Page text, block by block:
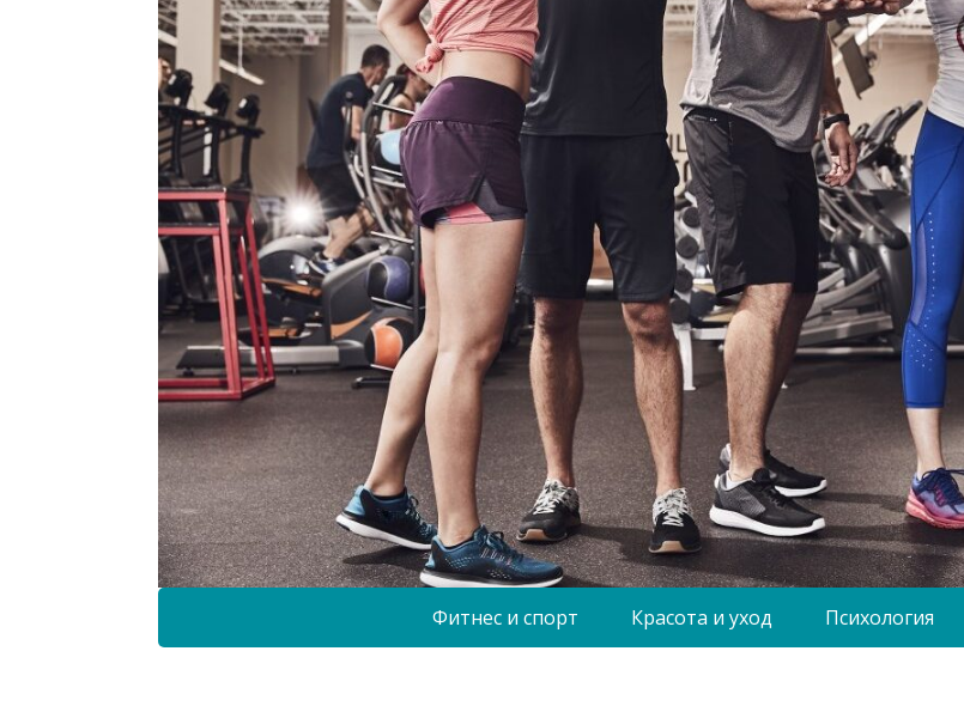
Фитнес и спорт Красота и уход Психология